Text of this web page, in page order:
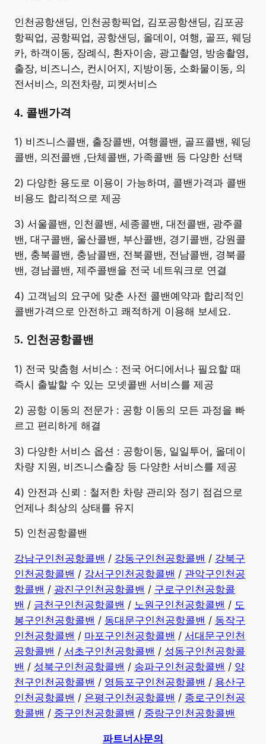
​인천공항샌딩, 인천공항픽업, 김포공항샌딩, 김포공
항픽업, 공항픽업, 공항샌딩, 올데이, 여행, 골프, 웨딩
카, 하객이동, 장례식, 환자이송, 광고촬영, 방송촬영,
출장, 비즈니스, 컨시어지, 지방이동, 소화물이동, 의
전서비스, 의전차량, 피켓서비스
4. 콜밴가격
​1) 비즈니스콜밴, 출장콜밴, 여행콜밴, 골프콜밴, 웨딩
콜밴, 의전콜밴 ,단체콜밴, 가족콜밴 등 다양한 선택
2) 다양한 용도로 이용이 가능하며, 콜밴가격과 콜밴
비용도 합리적으로 제공
3) 서울콜밴, 인천콜밴, 세종콜밴, 대전콜밴, 광주콜
밴, 대구콜밴, 울산콜밴, 부산콜밴, 경기콜밴, 강원콜
밴, 충북콜밴, 충남콜밴, 전북콜밴, 전남콜밴, 경북콜
밴, 경남콜밴, 제주콜밴을 전국 네트워크로 연결
4) 고객님의 요구에 맞춘 사전 콜밴예약과 합리적인
콜밴가격으로 안전하고 쾌적하게 이용해 보세요.
5. 인천공항콜밴
​1) 전국 맞춤형 서비스 : 전국 어디에서나 필요할 때
즉시 출발할 수 있는 모넷콜밴 서비스를 제공
2) 공항 이동의 전문가 : 공항 이동의 모든 과정을 빠
르고 편리하게 해결
3) 다양한 서비스 옵션 : 공항이동, 일일투어, 올데이
차량 지원, 비즈니스출장 등 다양한 서비스를 제공
4) 안전과 신뢰 : 철저한 차량 관리와 정기 점검으로
언제나 최상의 상태를 유지
5) 인천공항콜밴
강남구인천공항콜밴 / 강동구인천공항콜밴 / 강북구
인천공항콜밴 / 강서구인천공항콜밴 / 관악구인천공
항콜밴 / 광진구인천공항콜밴 / 구로구인천공항콜
밴 / 금천구인천공항콜밴 / 노원구인천공항콜밴 / 도
봉구인천공항콜밴 / 동대문구인천공항콜밴 / 동작구
인천공항콜밴 / 마포구인천공항콜밴 / 서대문구인천
공항콜밴 / 서초구인천공항콜밴 / 성동구인천공항콜
밴 / 성북구인천공항콜밴 / 송파구인천공항콜밴 / 양
천구인천공항콜밴 / 영등포구인천공항콜밴 / 용산구
인천공항콜밴 / 은평구인천공항콜밴 / 종로구인천공
항콜밴 / 중구인천공항콜밴 / 중랑구인천공항콜밴
파트너사문의